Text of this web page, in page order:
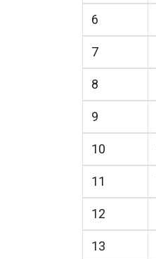
6
7
8
9
10
11
12
13